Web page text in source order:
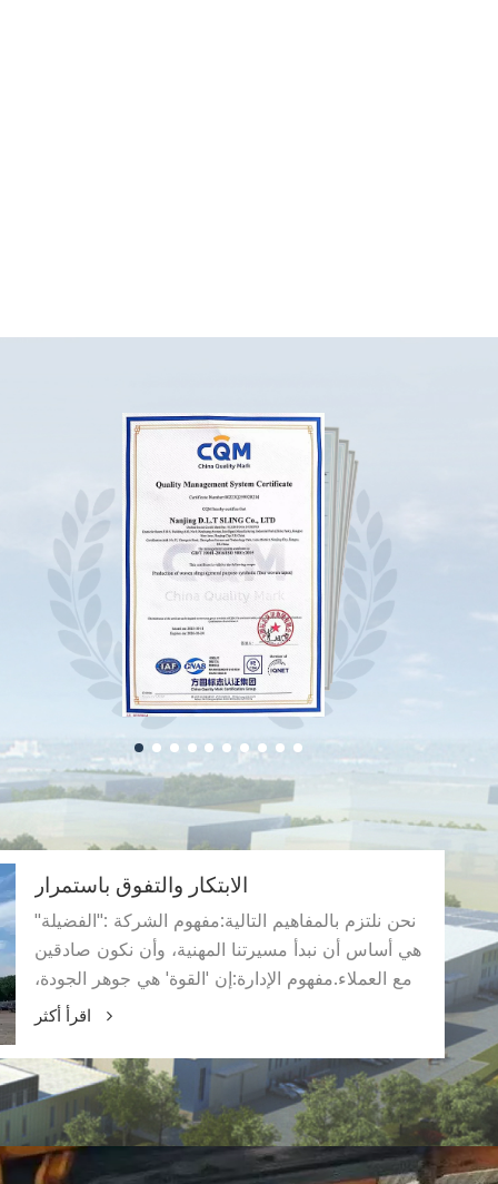
الابتكار والتفوق باستمرار
نحن نلتزم بالمفاهيم التالية:مفهوم الشركة :"الفضيلة"
هي أساس أن نبدأ مسيرتنا المهنية، وأن نكون صادقين
مع العملاء.مفهوم الإدارة:إن 'القوة' هي جوهر الجودة،
وتكون أكثر احترافًا وأكثر دقة.المفهوم المبتكر:'الميزة'
عالية الجودة تخدم العملاء والابتكار المستمر والتنمية
المستدامة".سياسة الجودة لدينا. سيكون لدينا سعي
أعلى من نقطة بداية أعلى، لنصبح العلامة
التجاريةالمؤسسة في هذه الصناعة حبال.